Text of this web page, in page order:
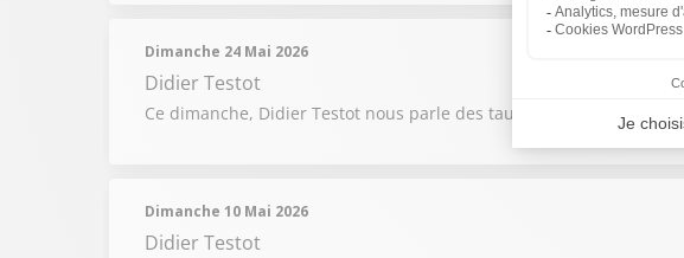
Dimanche 24 Mai 2026
Didier Testot
Ce dimanche, Didier Testot nous parle des taux d'intérêt atteignent
Dimanche 10 Mai 2026
Didier Testot